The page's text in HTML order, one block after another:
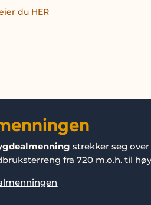
du HER
strekker seg
fra 720 m.o.h. til